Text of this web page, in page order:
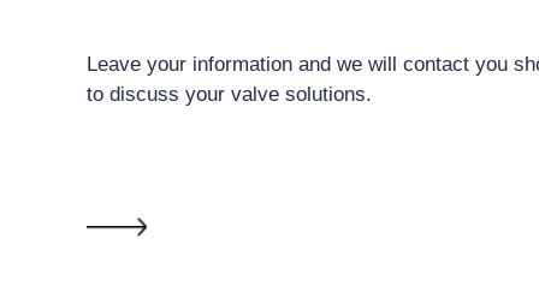
Leave your information and we will contact you
to discuss your valve solutions.